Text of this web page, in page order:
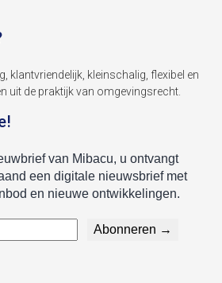
klantvriendelijk, kleinschalig, flexibel en
uit de praktijk van omgevingsrecht.